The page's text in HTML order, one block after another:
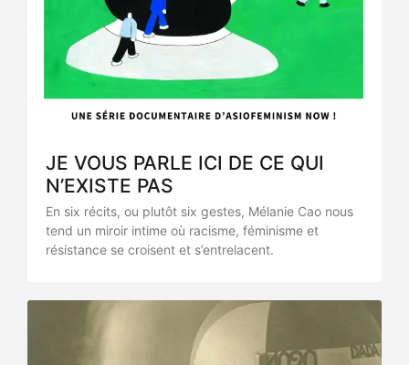
JE VOUS PARLE ICI DE CE QUI
N’EXISTE PAS
En six récits, ou plutôt six gestes, Mélanie Cao nous
tend un miroir intime où racisme, féminisme et
résistance se croisent et s’entrelacent.